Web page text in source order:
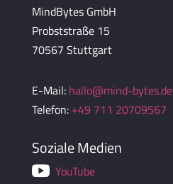
MindBytes GmbH
Probststraße 15
70567 Stuttgart
E-Mail: hallo@mind-bytes.de
Telefon: +49 711 20709567
Soziale Medien
YouTube